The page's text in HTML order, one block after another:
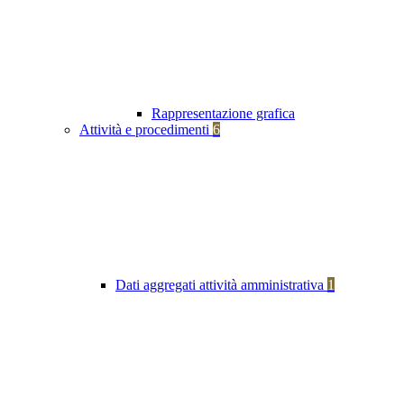
Rappresentazione grafica
Attività e procedimenti 6
Dati aggregati attività amministrativa 1